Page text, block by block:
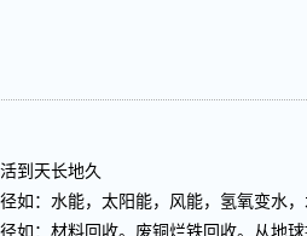
到天长地久
如：水能，太阳能，风能，氢氧变水
如：材料回收。废铜烂铁回收。从地